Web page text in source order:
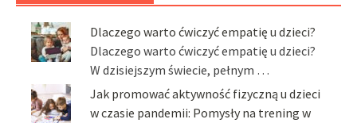
Dlaczego warto ćwiczyć empatię u dzieci?
Dlaczego warto ćwiczyć empatię u dzieci?
W dzisiejszym świecie, pełnym …
Jak promować aktywność fizyczną u dzieci
w czasie pandemii: Pomysły na trening w